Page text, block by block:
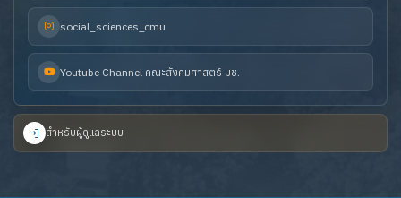
social_sciences_cmu
Youtube Channel คณะสังคมศาสตร์ มช.
สำหรับผู้ดูแลระบบ